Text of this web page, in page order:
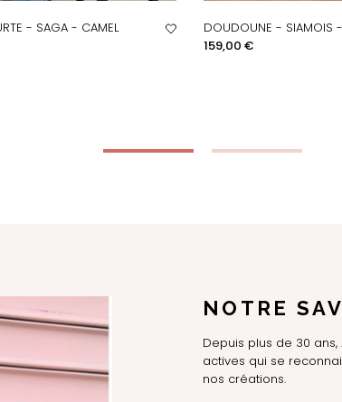
- SAGA - CAMEL
DOUDOUNE - SIAMOIS -
Prix
159,00 €
NOTRE
Depuis plus de 30
actives qui se
nos créations.